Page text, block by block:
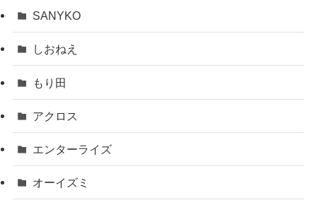
SANYKO
しおねえ
もり田
アクロス
エンターライズ
オーイズミ